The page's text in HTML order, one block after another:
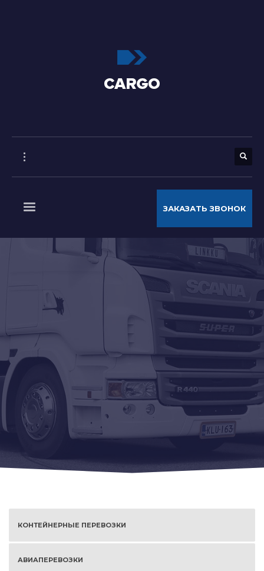
ЗАКАЗАТЬ ЗВОНОК
КОНТЕЙНЕРНЫЕ ПЕРЕВОЗКИ
АВИАПЕРЕВОЗКИ